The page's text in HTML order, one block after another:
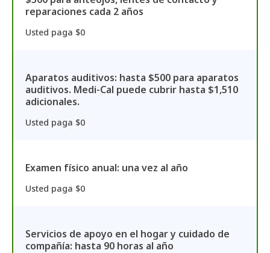
reparaciones cada 2 años
Usted paga $0
Aparatos auditivos: hasta $500 para aparatos
auditivos. Medi-Cal puede cubrir hasta $1,510
adicionales.
Usted paga $0
Examen físico anual: una vez al año
Usted paga $0
Servicios de apoyo en el hogar y cuidado de
compañía: hasta 90 horas al año